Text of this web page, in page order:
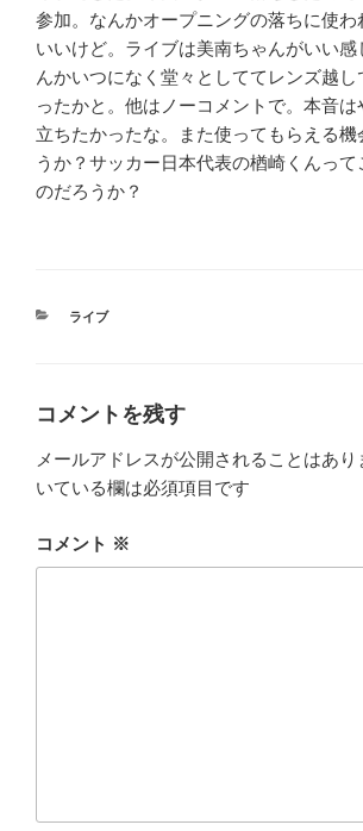
参加。なんかオープニングの落ちに使わ
いいけど。ライブは美南ちゃんがいい感
んかいつになく堂々としててレンズ越し
ったかと。他はノーコメントで。本音は
立ちたかったな。また使ってもらえる機
うか？サッカー日本代表の楢崎くんって
のだろうか？
カ
ライブ
コメントを残す
メールアドレスが公開されることはあり
いている欄は必須項目です
コメント ※